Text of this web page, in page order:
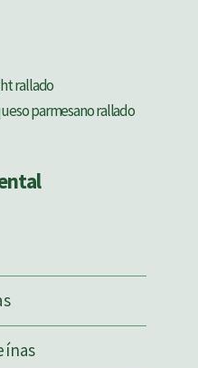
rallado
parmesano rallado